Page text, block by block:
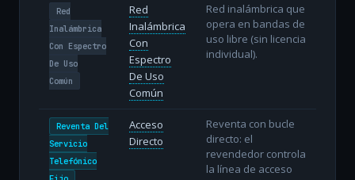
Red
Inalámbrica
Con Espectro
De Uso
Común
Red
Inalámbrica
Con
Espectro
De Uso
Común
Red inalámbrica que
opera en bandas de
uso libre (sin licencia
individual).
Reventa Del
Servicio
Telefónico
Acceso
Directo
Reventa con bucle
directo: el
revendedor controla
la línea de acceso